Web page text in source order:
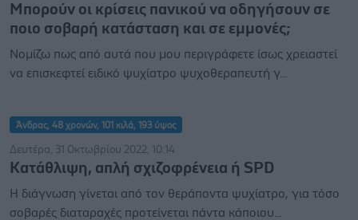
Μπορούν οι κρίσεις πανικού να οδηγήσουν σε
ποιο σοβαρή κατάσταση και σε εμμονές;
Νομίζω πως από αυτά που μου περιγράφετε ίσως χρειαστεί
να επισκεφτεί ειδικό ψυχίατρο ψυχοθεραπευτή γ...
Άνδρας, 48 χρονών, 101 κιλά, 193 ύψος
Δευτέρα, 31 Οκτωβρίου 2022, 10:14
Κατάθλιψη, απλή σχιζοφρένεια ή SPD
Η διάγνωση γίνεται από τον θεράποντα ψυχίατρο, για τόσο
σοβαρές διαταραχές προτείνεται πάντα κάποιου...